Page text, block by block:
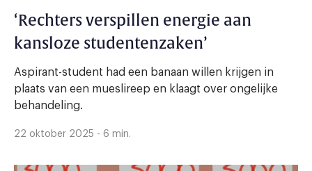
‘Rechters verspillen energie aan
kansloze studentenzaken’
Aspirant-student had een banaan willen krijgen in
plaats van een mueslireep en klaagt over ongelijke
behandeling.
22 oktober 2025 - 6 min.